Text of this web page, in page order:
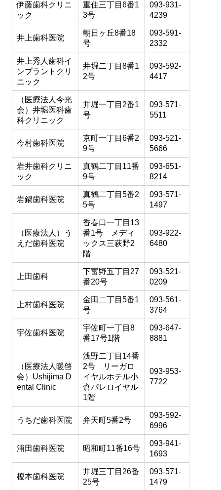
伊藤歯科クリニ
ック
重住三丁目6番1
3号
093-931-
4239
井上歯科医院
朝日ヶ丘8番18
号
093-591-
2332
井上秀人歯科イ
ンプラントクリ
ニック
井堀二丁目8番1
2号
093-592-
4417
（医療法人今光
会）井堀医科歯
科クリニック
井堀一丁目2番1
号
093-571-
5511
今村歯科医院
京町一丁目6番2
9号
093-521-
5666
岩井歯科クリニ
ック
真鶴二丁目11番
9号
093-651-
8214
岩鍋歯科医院
真鶴二丁目5番2
5号
093-571-
1497
（医療法人）う
えだ歯科医院
香春口一丁目13
番1号 メディ
ックス三萩野2
階
093-922-
6480
上田歯科
下富野五丁目27
番20号
093-521-
0209
上村歯科医院
金田二丁目5番1
号
093-561-
3764
宇佐歯科医院
宇佐町一丁目8
番17号1階
093-647-
8881
（医療法人暖啓
会）Ushijima D
ental Clinic
浅野二丁目14番
2号 リーガロ
イヤルホテル小
倉パレロイヤル
1階
093-953-
7722
うちだ歯科医院 弁天町5番2号
093-592-
6996
浦田歯科医院 昭和町11番16号
093-941-
1693
榎本歯科医院
井堀三丁目26番
25号
093-571-
1479